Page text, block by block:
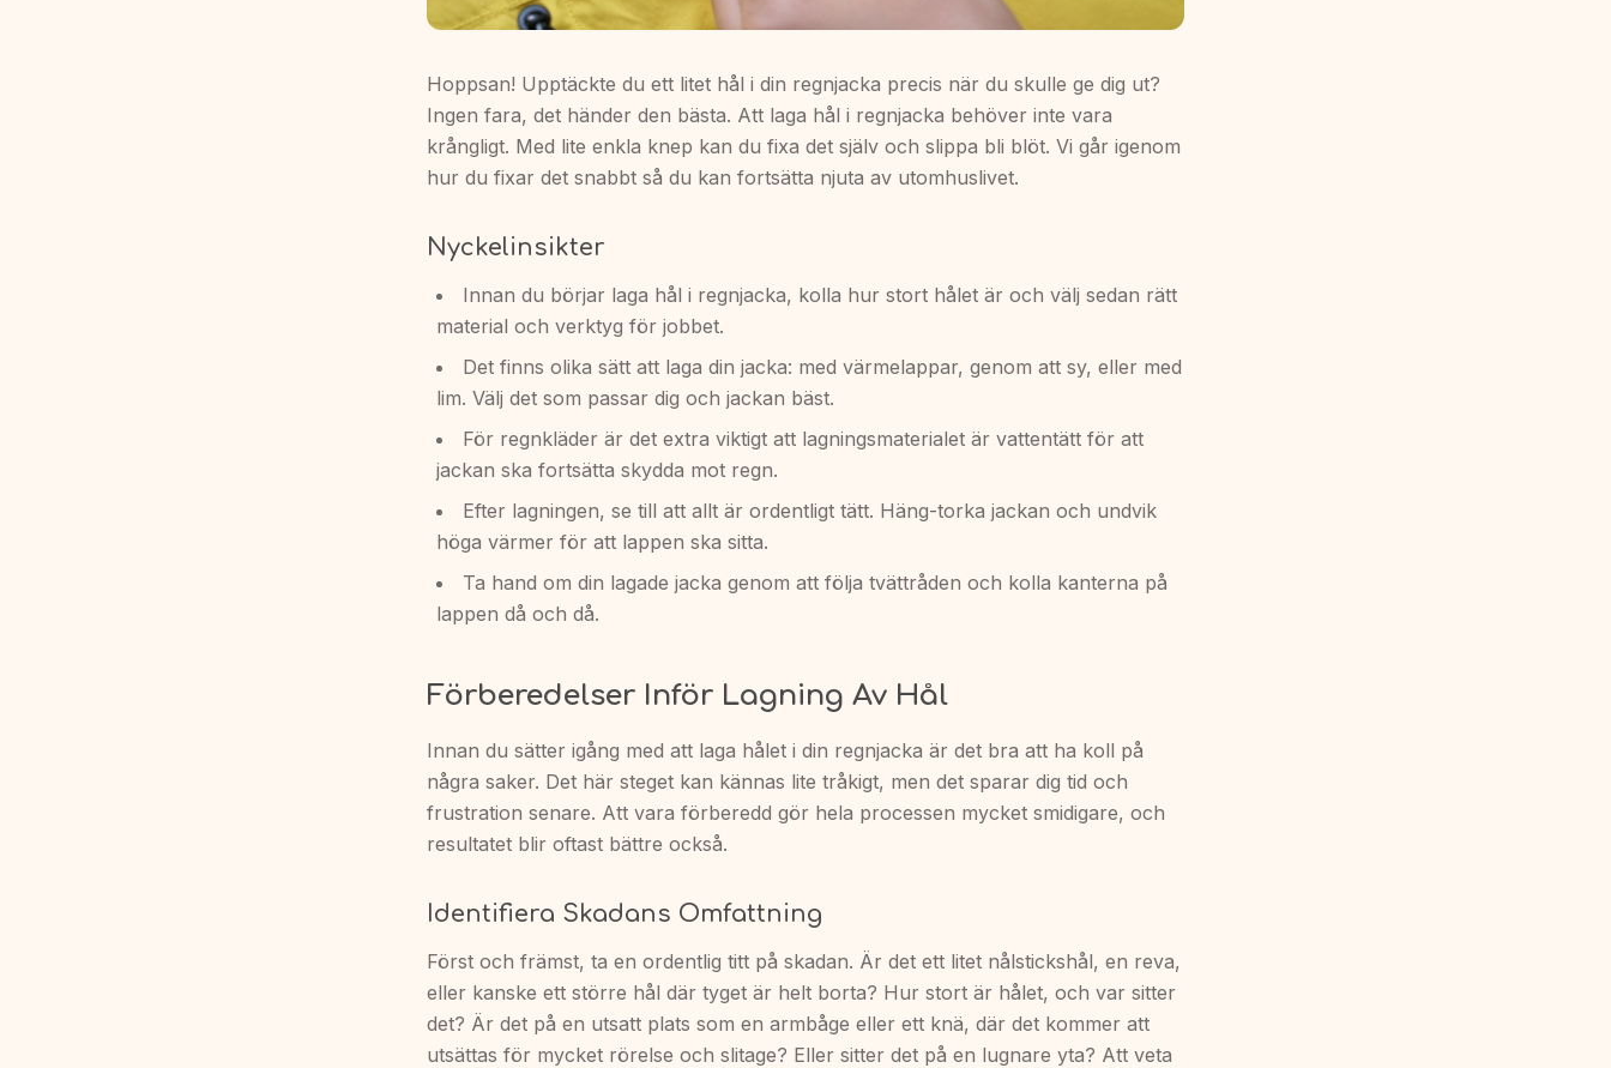
Hoppsan! Upptäckte du ett litet hål i din regnjacka precis när du skulle ge dig ut?
Ingen fara, det händer den bästa. Att laga hål i regnjacka behöver inte vara
krångligt. Med lite enkla knep kan du fixa det själv och slippa bli blöt. Vi går igenom
hur du fixar det snabbt så du kan fortsätta njuta av utomhuslivet.
Nyckelinsikter
Innan du börjar laga hål i regnjacka, kolla hur stort hålet är och välj sedan rätt
material och verktyg för jobbet.
Det finns olika sätt att laga din jacka: med värmelappar, genom att sy, eller med
lim. Välj det som passar dig och jackan bäst.
För regnkläder är det extra viktigt att lagningsmaterialet är vattentätt för att
jackan ska fortsätta skydda mot regn.
Efter lagningen, se till att allt är ordentligt tätt. Häng-torka jackan och undvik
höga värmer för att lappen ska sitta.
Ta hand om din lagade jacka genom att följa tvättråden och kolla kanterna på
lappen då och då.
Förberedelser Inför Lagning Av Hål
Innan du sätter igång med att laga hålet i din regnjacka är det bra att ha koll på
några saker. Det här steget kan kännas lite tråkigt, men det sparar dig tid och
frustration senare. Att vara förberedd gör hela processen mycket smidigare, och
resultatet blir oftast bättre också.
Identifiera Skadans Omfattning
Först och främst, ta en ordentlig titt på skadan. Är det ett litet nålstickshål, en reva,
eller kanske ett större hål där tyget är helt borta? Hur stort är hålet, och var sitter
det? Är det på en utsatt plats som en armbåge eller ett knä, där det kommer att
utsättas för mycket rörelse och slitage? Eller sitter det på en lugnare yta? Att veta